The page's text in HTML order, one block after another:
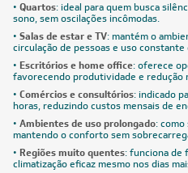
• Quartos: ideal para quem busca
sono, sem oscilações incômodas.
• Salas de estar e TV: mantém o
circulação de pessoas e uso
• Escritórios e home office: oferece
favorecendo produtividade e redução
• Comércios e consultórios: indicado
horas, reduzindo custos mensais de
• Ambientes de uso prolongado:
mantendo o conforto sem
• Regiões muito quentes: funciona de
climatização eficaz mesmo nos dias